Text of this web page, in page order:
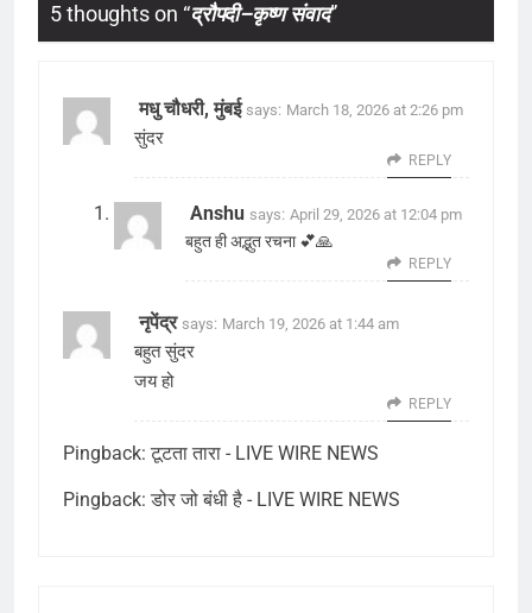
5 thoughts on “द्रौपदी–कृष्ण संवाद”
मधु चौधरी, मुंबई says: March 18, 2026 at 2:26 pm
सुंदर
REPLY
Anshu says: April 29, 2026 at 12:04 pm
बहुत ही अद्भुत रचना 💕🙏
REPLY
नृपेंद्र says: March 19, 2026 at 1:44 am
बहुत सुंदर
जय हो
REPLY
Pingback:टूटता तारा - LIVE WIRE NEWS
Pingback:डोर जो बंधी है - LIVE WIRE NEWS